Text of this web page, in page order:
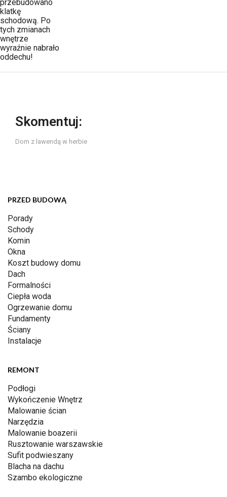
Skomentuj:
Dom z lawendą w herbie
PRZED BUDOWĄ
Porady
Schody
Komin
Okna
Koszt budowy domu
Dach
Formalności
Ciepła woda
Ogrzewanie domu
Fundamenty
Ściany
Instalacje
REMONT
Podłogi
Wykończenie Wnętrz
Malowanie ścian
Narzędzia
Malowanie boazerii
Rusztowanie warszawskie
Sufit podwieszany
Blacha na dachu
Szambo ekologiczne